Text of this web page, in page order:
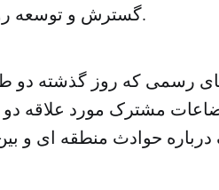
گسترش و توسعه روابط در تمامی زمینه ها پرداختند.
رسمی که روز گذشته دو
مشترک مورد علاقه